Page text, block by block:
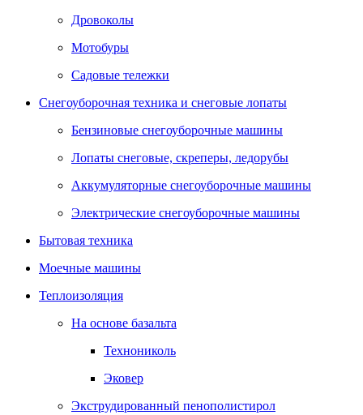
Дровоколы
Мотобуры
Садовые тележки
Снегоуборочная техника и снеговые лопаты
Бензиновые снегоуборочные машины
Лопаты снеговые, скреперы, ледорубы
Аккумуляторные снегоуборочные машины
Электрические снегоуборочные машины
Бытовая техника
Моечные машины
Теплоизоляция
На основе базальта
Технониколь
Эковер
Экструдированный пенополистирол